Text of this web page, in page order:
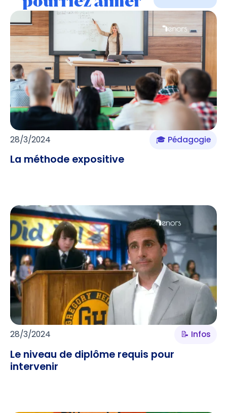
28/3/2024 🎓 Pédagogie
La méthode expositive
28/3/2024 📝 Infos
Le niveau de diplôme requis pour
intervenir